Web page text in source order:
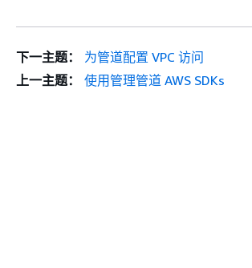
下一主题：
为管道配置 VPC 访问
上一主题：
使用管理管道 AWS SDKs